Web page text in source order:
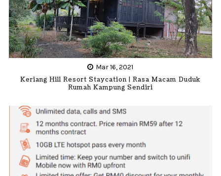
Mar 16, 2021
Keriang Hill Resort Staycation | Rasa Macam Duduk
Rumah Kampung Sendiri